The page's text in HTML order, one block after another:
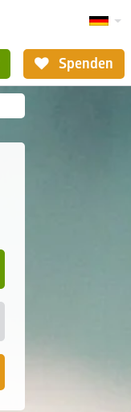
Spenden